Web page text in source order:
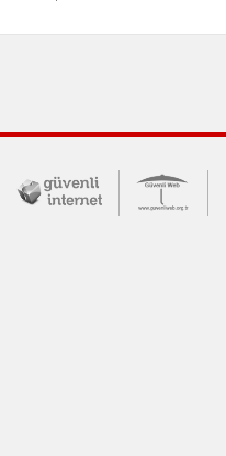
İletişim Merkezi
Güvende (yeni
Güvenli